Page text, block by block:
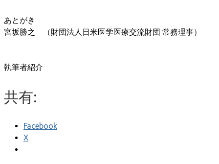
あとがき
宮坂勝之 （財団法人日米医学医療交流財団 常務理事）
執筆者紹介
共有:
Facebook
X